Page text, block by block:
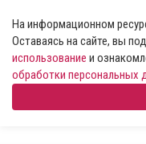
На информационном
Оставаясь на сайте, вы
использование и
обработки персональных